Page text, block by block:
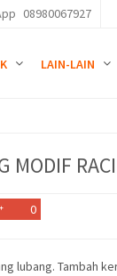
08980067927
LAIN-LAIN
MODIF
0
lubang. Tambah